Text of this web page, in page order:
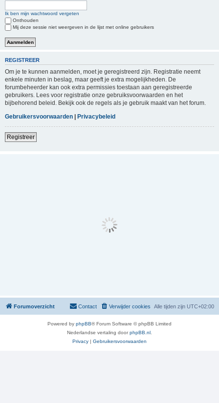
Ik ben mijn wachtwoord vergeten
Onthouden
Mij deze sessie niet weergeven in de lijst met online gebruikers
REGISTREER
Om je te kunnen aanmelden, moet je geregistreerd zijn. Registratie neemt
enkele minuten in beslag, maar geeft je extra mogelijkheden. De
forumbeheerder kan ook extra permissies toestaan aan geregistreerde
gebruikers. Lees voor registratie onze gebruiksvoorwaarden en het
bijbehorend beleid. Bekijk ook de regels als je gebruik maakt van het forum.
Gebruikersvoorwaarden | Privacybeleid
Registreer
Forumoverzicht Alle tijden zijn UTC+02:00
Verwijder cookies
Contact
Powered by phpBB® Forum Software © phpBB Limited
Nederlandse vertaling doorphpBB.nl
Privacy | Gebruikersvoorwaarden